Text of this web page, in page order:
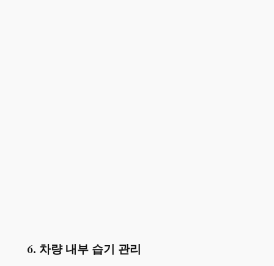
6. 차량 내부 습기 관리